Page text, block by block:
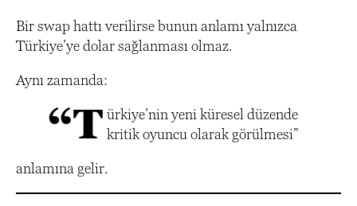
Bir swap hattı verilirse bunun anlamı yalnızca
Türkiye’ye dolar sağlanması olmaz.
Aynı zamanda:
“T ürkiye’nin yeni küresel düzende
kritik oyuncu olarak görülmesi”
anlamına gelir.